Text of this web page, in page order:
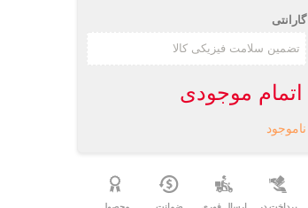
گارانتی
اتمام موجودی
ناموجود